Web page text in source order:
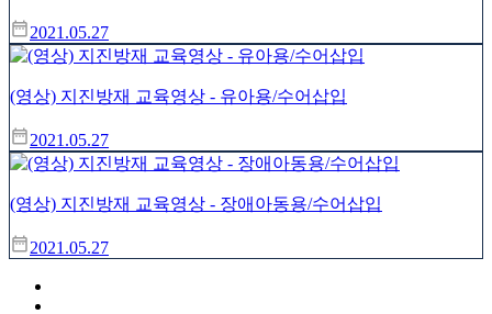
2021.05.27
(영상) 지진방재 교육영상 - 유아용/수어삽입
2021.05.27
(영상) 지진방재 교육영상 - 장애아동용/수어삽입
2021.05.27